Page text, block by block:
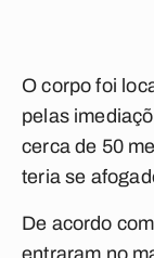
O corpo foi
pelas
cerca de 50
teria se
De acordo
entraram no